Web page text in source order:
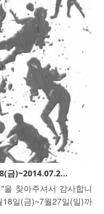
금)~2014.07.2...
찾아주셔서 감사합니
일(금)~7월27일(일)까